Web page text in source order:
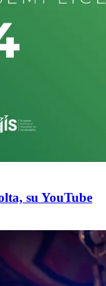
su YouTube